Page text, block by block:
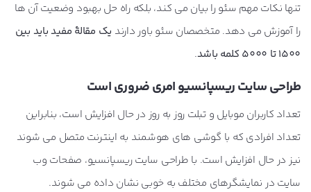
تنها نکات مهم سئو را بیان می کند، بلکه راه حل بهبود وضعیت آن ها
را آموزش می دهد. متخصصان سئو باور دارند یک مقالۀ مفید باید بین
1500 تا 5000 کلمه باشد
.
طراحی سایت ریسپانسیو امری ضروری است
تعداد کاربران موبایل و تبلت روز به روز در حال افزایش است، بنابراین
تعداد افرادی که با گوشی های هوشمند به اینترنت متصل می شوند
نیز در حال افزایش است. با طراحی سایت ریسپانسیو، صفحات وب
سایت در نمایشگرهای مختلف به خوبی نشان داده می شوند.